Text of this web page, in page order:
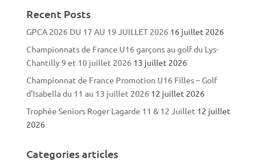
Recent Posts
GPCA 2026 DU 17 AU 19 JUILLET 2026 16 juillet 2026
Championnats de France U16 garçons au golf du Lys-
Chantilly 9 et 10 juillet 2026 13 juillet 2026
Championnat de France Promotion U16 Filles – Golf
d’Isabella du 11 au 13 juillet 2026 12 juillet 2026
Trophée Seniors Roger Lagarde 11 & 12 Juillet 12 juillet
2026
Categories articles